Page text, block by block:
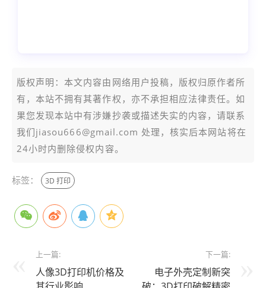
版权声明：本文内容由网络用户投稿，版权归原作者所
有，本站不拥有其著作权，亦不承担相应法律责任。如
果您发现本站中有涉嫌抄袭或描述失实的内容，请联系
我们jiasou666@gmail.com 处理，核实后本网站将在
24小时内删除侵权内容。
标签： 3D 打印
上一篇:
人像3D打印机价格及
下一篇:
电子外壳定制新突